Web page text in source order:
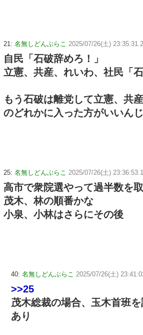
21: 名無しどんぶらこ 2025/07/26(土)
自民「石破辞めろ！」
立憲、共産、れいわ、社民「
もう石破は離党して立憲、共
のどれかに入った方がいいん
25: 名無しどんぶらこ 2025/07/26(土)
高市で衆院選やって過半数を
茂木、林の順番かな
小泉、小林はさらにその後
40: 名無しどんぶらこ 2025/07/26(土)
>>25
茂木総裁の場合、玉木首班
あり